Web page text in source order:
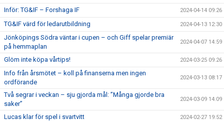
Inför: TG&IF – Forshaga IF 2024-04-14 09:26
TG&IF värd för ledarutbildning 2024-04-13 12:30
Jönköpings Södra väntar i cupen – och Giff spelar premiär
på hemmaplan
2024-04-07 14:59
Glöm inte köpa vårtips! 2024-03-25 09:26
Info från årsmötet – koll på finanserna men ingen
ordförande
2024-03-13 08:17
Två segrar i veckan – sju gjorda mål: ”Många gjorde bra
saker”
2024-03-09 14:09
Lucas klar för spel i svartvitt 2024-02-27 19:52